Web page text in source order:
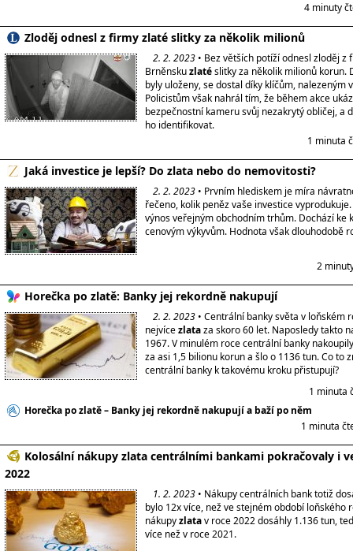
4 minuty
Zloděj odnesl z firmy zlaté slitky za několik milionů
2. 2. 2023 • Bez větších potíží odnesl zloděj z
Brněnskuzlatéslitky za několik milionů korun.
byly uloženy, se dostal díky klíčům, nalezeným
Policistům však nahrál tím, že během akce
bezpečnostní kameru svůj nezakrytý obličej, a
ho identifikovat.
1 minuta
Jaká investice je lepší? Do zlata nebo do nemovitosti?
2. 2. 2023 • Prvním hlediskem je míra
řečeno, kolik peněz vaše investice
výnos veřejným obchodním trhům. Dochází ke
cenovým výkyvům. Hodnota však dlouhodobě
2
Horečka po zlatě: Banky jej rekordně nakupují
2. 2. 2023 • Centrální banky světa v loňském
nejvícezlataza skoro 60 let. Naposledy takto
1967. V minulém roce centrální banky
za asi 1,5 bilionu korun a šlo o 1136 tun. Co to
centrální banky k takovému kroku přistupují?
1 minuta
Horečka po zlatě – Banky jej rekordně nakupují a baží po něm
1 minuta
Kolosální nákupy zlata centrálními bankami pokračovaly i
2022
1. 2. 2023 • Nákupy centrálních bank totiž
bylo 12x více, než ve stejném období loňského
nákupyzlatav roce 2022 dosáhly 1.136 tun,
více než v roce 2021.